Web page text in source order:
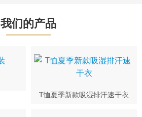
我们的产品
T恤夏季新款吸湿排汗速干衣